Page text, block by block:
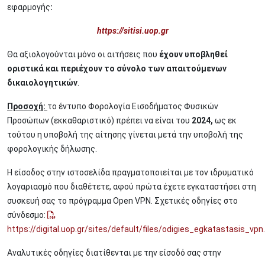
εφαρμογής:
https://sitisi.uop.gr
Θα αξιολογούνται μόνο οι αιτήσεις που έχουν υποβληθεί
οριστικά και περιέχουν το σύνολο των απαιτούμενων
δικαιολογητικών
Προσοχή: το έντυπο Φορολογία Εισοδήματος Φυσικών
Προσώπων (εκκαθαριστικό) πρέπει να είναι του 2024, ως εκ
τούτου η υποβολή της αίτησης γίνεται μετά την υποβολή της
φορολογικής δήλωσης.
Η είσοδος στην ιστοσελίδα πραγματοποιείται με τον ιδρυματικό
λογαριασμό που διαθέτετε, αφού πρώτα έχετε εγκαταστήσει στη
συσκευή σας το πρόγραμμα Open VPN. Σχετικές οδηγίες στο
σύνδεσμο:
https://digital.uop.gr/sites/default/files/
Αναλυτικές οδηγίες διατίθενται με την είσοδό σας στην